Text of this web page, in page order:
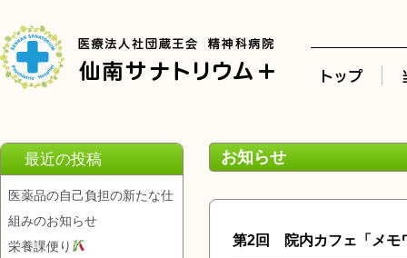
最近の投稿
医薬品の自己負担の新たな仕
組みのお知らせ
栄養課便り
お知らせ
第2回 院内カフェ「メモ